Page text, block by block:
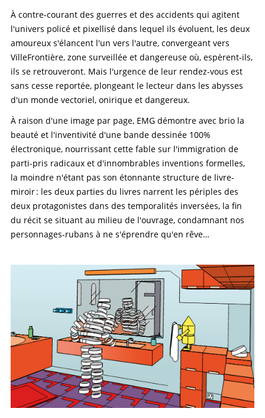
À contre-courant des guerres et des accidents qui agitent
l'univers policé et pixellisé dans lequel ils évoluent, les deux
amoureux s'élancent l'un vers l'autre, convergeant vers
VilleFrontière, zone surveillée et dangereuse où, espèrent-ils,
ils se retrouveront. Mais l'urgence de leur rendez-vous est
sans cesse reportée, plongeant le lecteur dans les abysses
d'un monde vectoriel, onirique et dangereux.
À raison d'une image par page, EMG démontre avec brio la
beauté et l'inventivité d'une bande dessinée 100%
électronique, nourrissant cette fable sur l'immigration de
parti-pris radicaux et d'innombrables inventions formelles,
la moindre n'étant pas son étonnante structure de livre-
miroir : les deux parties du livres narrent les périples des
deux protagonistes dans des temporalités inversées, la fin
du récit se situant au milieu de l'ouvrage, condamnant nos
personnages-rubans à ne s'éprendre qu'en rêve…